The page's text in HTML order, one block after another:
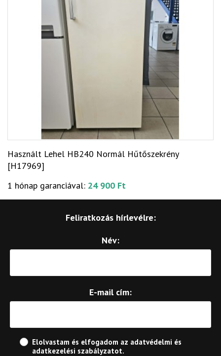
Használt Lehel HB240 Normál Hűtőszekrény
[H17969]
1 hónap garanciával: 24 900 Ft
Feliratkozás hírlevélre:
Név:
E-mail cím:
Elolvastam és elfogadom az adatvédelmi és
adatkezelési szabályzatot.